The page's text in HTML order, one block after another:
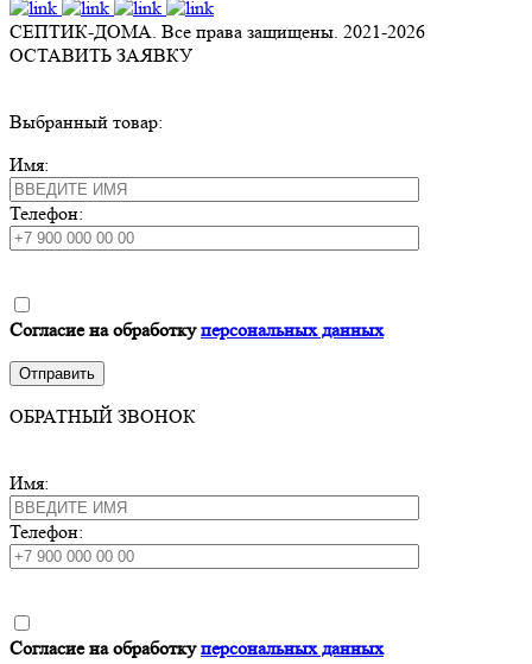
СЕПТИК-ДОМА. Все права защищены. 2021-2026
ОСТАВИТЬ ЗАЯВКУ
Выбранный товар:
Имя:
Телефон:
Согласие на обработкуперсональных данных
ОБРАТНЫЙ ЗВОНОК
Имя:
Телефон:
Согласие на обработкуперсональных данных